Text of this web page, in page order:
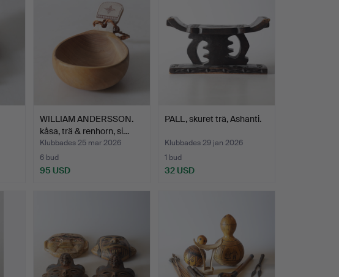
WILLIAM ANDERSSON.
kåsa, trä & renhorn, si…
Klubbades 25 mar 2026
6 bud
95 USD
PALL, skuret trä, Ashanti.
Klubbades 29 jan 2026
1 bud
32 USD